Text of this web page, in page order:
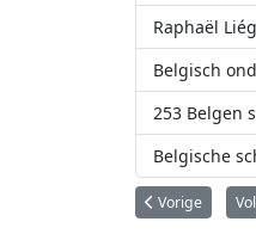
Raphaël
Belgisch
253 Belgen
Belgische
Vorig artikel:
Vorige